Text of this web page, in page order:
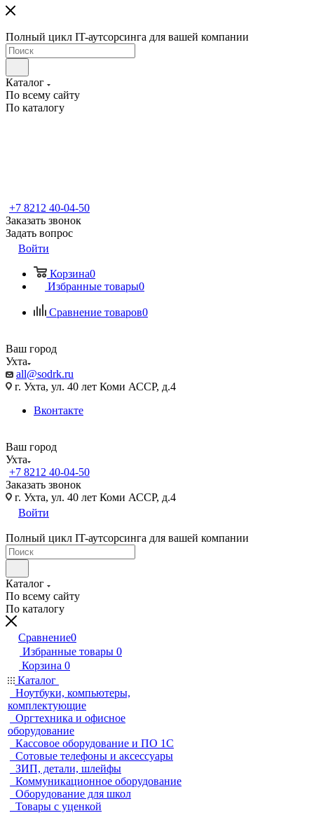
Полный цикл IT-аутсорсинга для вашей компании
Каталог
По всему сайту
По каталогу
+7 8212 40-04-50
Заказать звонок
Задать вопрос
Войти
Корзина0
Избранные товары0
Сравнение товаров0
Ваш город
Ухта
all@sodrk.ru
г. Ухта, ул. 40 лет Коми АССР, д.4
Вконтакте
Ваш город
Ухта
+7 8212 40-04-50
Заказать звонок
г. Ухта, ул. 40 лет Коми АССР, д.4
Войти
Полный цикл IT-аутсорсинга для вашей компании
Каталог
По всему сайту
По каталогу
Сравнение0
Избранные товары 0
Корзина 0
Каталог
Ноутбуки, компьютеры,
комплектующие
Оргтехника и офисное
оборудование
Кассовое оборудование и ПО 1С
Сотовые телефоны и аксессуары
ЗИП, детали, шлейфы
Коммуникационное оборудование
Оборудование для школ
Товары с уценкой